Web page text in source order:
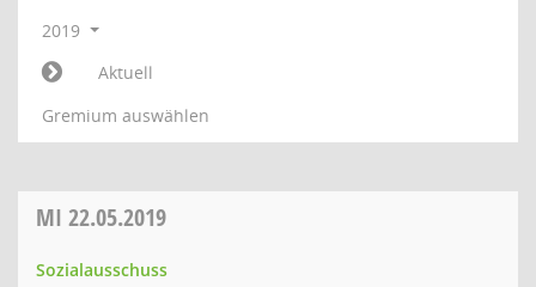
2019
Aktuell
Gremium auswählen
MI 22.05.2019
Sozialausschuss